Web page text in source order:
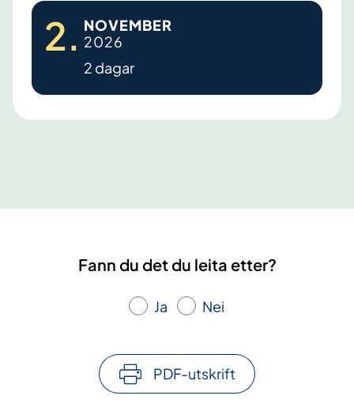
P
k
u
2. NOVEMBER
2026
2 dagar
Fann du det du leita etter?
Ja Nei
PDF-utskrift